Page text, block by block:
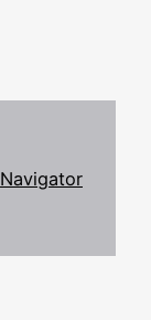
Navigator